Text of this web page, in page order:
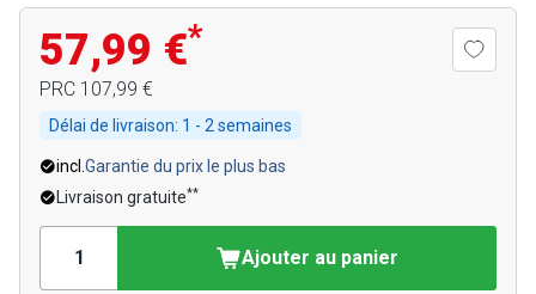
57,99 €*
PRC 107,99 €
Délai de livraison: 1 - 2 semaines
incl. Garantie du prix le plus bas
Livraison gratuite**
Ajouter au panier